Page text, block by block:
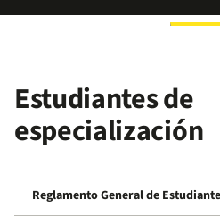
Estudiantes de
especialización
Reglamento General de